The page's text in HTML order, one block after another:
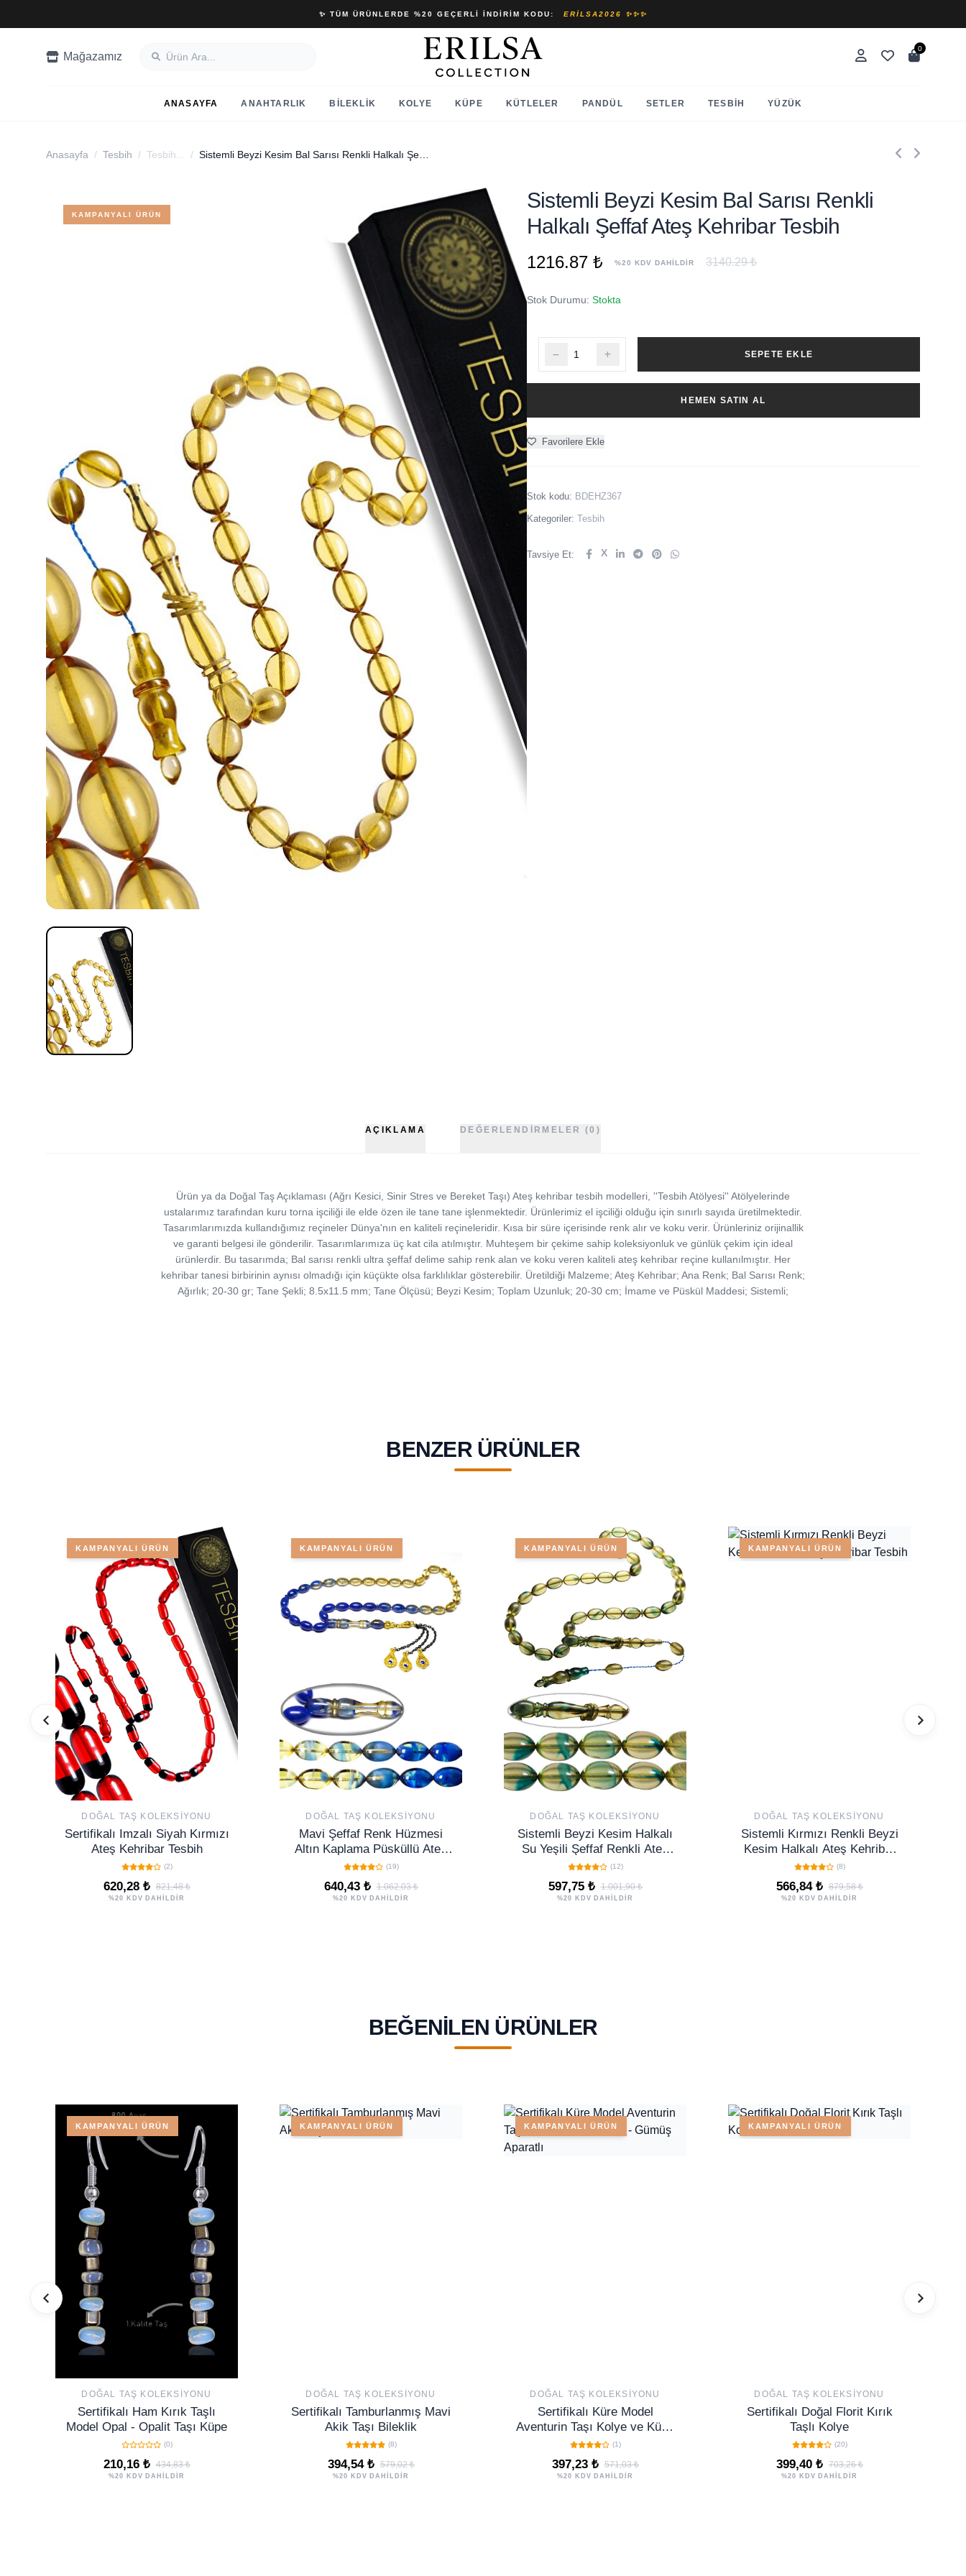
✨ TÜM ÜRÜNLERDE %20 GEÇERLI İNDIRIM KODU: ERILSA2026 ✨✨✨
Mağazamız
0
ANASAYFA ANAHTARLIK BILEKLIK KOLYE KÜPE KÜTLELER PANDÜL SETLER TESBIH YÜZÜK
Anasayfa / Tesbih / Tesbih... /
KAMPANYALI ÜRÜN
Sistemli Beyzi Kesim Bal Sarısı Renkli
Halkalı Şeffaf Ateş Kehribar Tesbih
1216.87 ₺ %20 KDV DAHİLDİR 3140.29 ₺
Stok Durumu: Stokta
SEPETE EKLE
HEMEN SATIN AL
Favorilere Ekle
Stok kodu: BDEHZ367
Kategoriler: Tesbih
Tavsiye Et: X
AÇIKLAMA DEĞERLENDIRMELER (0)
Ürün ya da Doğal Taş Açıklaması (Ağrı Kesici, Sinir Stres ve Bereket Taşı) Ateş kehribar tesbih modelleri, ''Tesbih Atölyesi'' Atölyelerinde
ustalarımız tarafından kuru torna işciliği ile elde özen ile tane tane işlenmektedir. Ürünlerimiz el işciliği olduğu için sınırlı sayıda üretilmektedir.
Tasarımlarımızda kullandığımız reçineler Dünya'nın en kaliteli reçineleridir. Kısa bir süre içerisinde renk alır ve koku verir. Ürünleriniz orijinallik
ve garanti belgesi ile gönderilir. Tasarımlarımıza üç kat cila atılmıştır. Muhteşem bir çekime sahip koleksiyonluk ve günlük çekim için ideal
ürünlerdir. Bu tasarımda; Bal sarısı renkli ultra şeffaf delime sahip renk alan ve koku veren kaliteli ateş kehribar reçine kullanılmıştır. Her
kehribar tanesi birbirinin aynısı olmadığı için küçükte olsa farklılıklar gösterebilir. Üretildiği Malzeme; Ateş Kehribar; Ana Renk; Bal Sarısı Renk;
Ağırlık; 20-30 gr; Tane Şekli; 8.5x11.5 mm; Tane Ölçüsü; Beyzi Kesim; Toplam Uzunluk; 20-30 cm; İmame ve Püskül Maddesi; Sistemli;
BENZER ÜRÜNLER
KAMPANYALI ÜRÜN
DOĞAL TAŞ KOLEKSIYONU
Sertifikalı Imzalı Siyah Kırmızı
Ateş Kehribar Tesbih
(2)
620,28 ₺ 821,48 ₺
%20 KDV DAHİLDİR
KAMPANYALI ÜRÜN
DOĞAL TAŞ KOLEKSIYONU
Mavi Şeffaf Renk Hüzmesi
Altın Kaplama Püsküllü Ateş
Kehribar Tesbih
(19)
640,43 ₺ 1.062,03 ₺
%20 KDV DAHİLDİR
KAMPANYALI ÜRÜN
DOĞAL TAŞ KOLEKSIYONU
Sistemli Beyzi Kesim Halkalı
Su Yeşili Şeffaf Renkli Ateş
Kehribar Tesbih
(12)
597,75 ₺ 1.001,90 ₺
%20 KDV DAHİLDİR
KAMPANYALI ÜRÜN
DOĞAL TAŞ KOLEKSIYONU
Sistemli Kırmızı Renkli Beyzi
Kesim Halkalı Ateş Kehribar
Tesbih (8)
566,84 ₺ 879,58 ₺
%20 KDV DAHİLDİR
BEĞENILEN ÜRÜNLER
KAMPANYALI ÜRÜN
DOĞAL TAŞ KOLEKSIYONU
Sertifikalı Ham Kırık Taşlı
Model Opal - Opalit Taşı Küpe
(0)
210,16 ₺ 434,83 ₺
%20 KDV DAHİLDİR
KAMPANYALI ÜRÜN
DOĞAL TAŞ KOLEKSIYONU
Sertifikalı Tamburlanmış Mavi
Akik Taşı Bileklik
(8)
394,54 ₺ 579,02 ₺
%20 KDV DAHİLDİR
KAMPANYALI ÜRÜN
DOĞAL TAŞ KOLEKSIYONU
Sertifikalı Küre Model
Aventurin Taşı Kolye ve Küpe
Seti - Gümüş Aparatlı
(1)
397,23 ₺ 571,03 ₺
%20 KDV DAHİLDİR
KAMPANYALI ÜRÜN
DOĞAL TAŞ KOLEKSIYONU
Sertifikalı Doğal Florit Kırık
Taşlı Kolye
(20)
399,40 ₺ 703,26 ₺
%20 KDV DAHİLDİR